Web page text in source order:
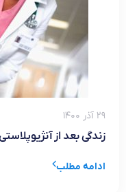
۲۹ آذر ۱۴۰۰
زندگی بعد از
ادامه مطلب